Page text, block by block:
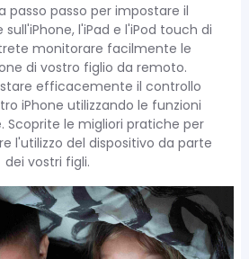
passo passo per impostare il
l'iPad e l'iPod touch di
monitorare facilmente le
di vostro figlio da remoto.
efficacemente il controllo
iPhone utilizzando le funzioni
Scoprite le migliori pratiche per
l'utilizzo del dispositivo da parte
dei vostri figli.